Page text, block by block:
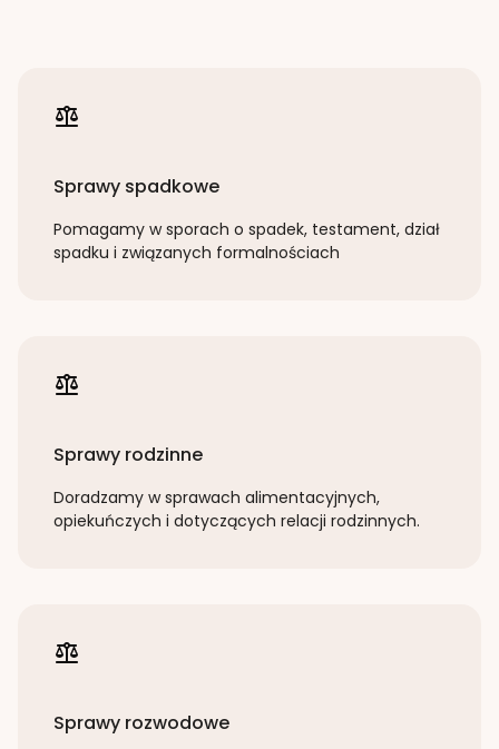
Sprawy spadkowe
Pomagamy w sporach o spadek, testament, dział
spadku i związanych formalnościach
Sprawy rodzinne
Doradzamy w sprawach alimentacyjnych,
opiekuńczych i dotyczących relacji rodzinnych.
Sprawy rozwodowe